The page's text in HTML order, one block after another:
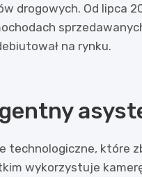
drogowych. Od lipca
na rynku.
technologiczne, które
wykorzystuje